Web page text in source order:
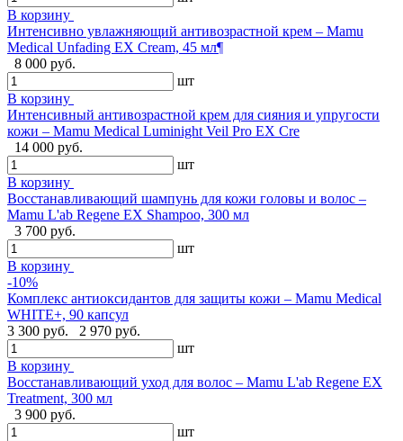
В корзину
Интенсивно увлажняющий антивозрастной крем – Mamu
Medical Unfading EX Cream, 45 мл¶
8 000 руб.
шт
В корзину
Интенсивный антивозрастной крем для сияния и упругости
кожи – Mamu Medical Luminight Veil Pro EX Cre
14 000 руб.
шт
В корзину
Восстанавливающий шампунь для кожи головы и волос –
Mamu L'ab Regene EX Shampoo, 300 мл
3 700 руб.
шт
В корзину
-10%
Комплекс антиоксидантов для защиты кожи – Mamu Medical
WHITE+, 90 капсул
3 300 руб.
2 970 руб.
шт
В корзину
Восстанавливающий уход для волос – Mamu L'ab Regene EX
Treatment, 300 мл
3 900 руб.
шт